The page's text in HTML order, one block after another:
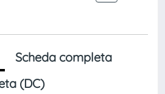
Scheda completa
(DC)